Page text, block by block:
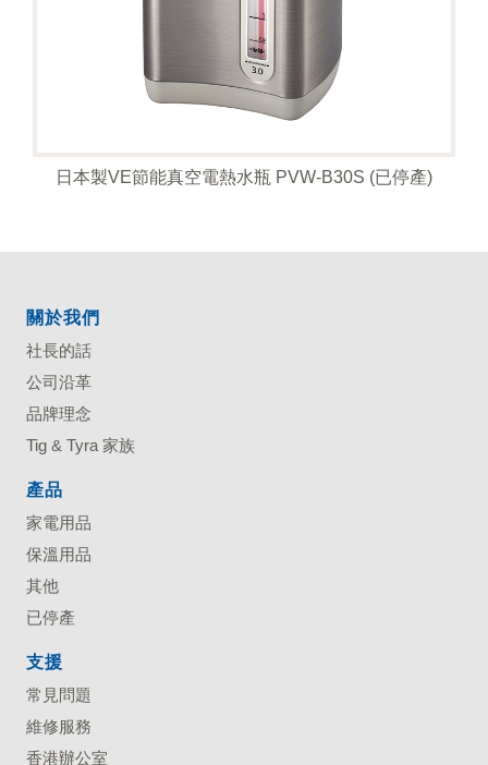
日本製VE節能真空電熱水瓶 PVW-B30S (已停產)
關於我們
社長的話
公司沿革
品牌理念
Tig & Tyra 家族
產品
家電用品
保溫用品
其他
已停產
支援
常見問題
維修服務
香港辦公室